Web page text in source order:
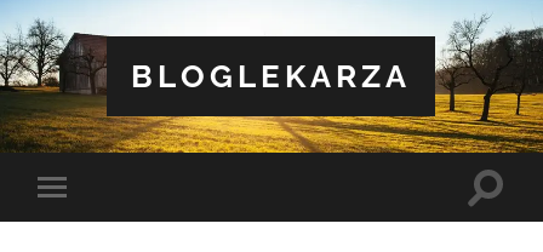
BLOGLEKARZA
Toggle
mobile
Toggle